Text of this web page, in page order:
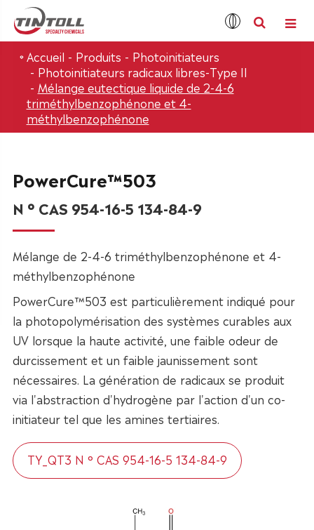
Accueil Produits
Photoinitiateurs
Photoinitiateurs radicaux libres-Type II
Mélange eutectique liquide de 2-4-6
triméthylbenzophénone et 4-
méthylbenzophénone
PowerCure™503
N ° CAS 954-16-5 134-84-9
Mélange de 2-4-6 triméthylbenzophénone et 4-
méthylbenzophénone
PowerCure™503 est particulièrement indiqué pour
la photopolymérisation des systèmes curables aux
UV lorsque la haute activité, une faible odeur de
durcissement et un faible jaunissement sont
nécessaires. La génération de radicaux se produit
via l'abstraction d'hydrogène par l'action d'un co-
initiateur tel que les amines tertiaires.
TY_QT3 N ° CAS 954-16-5 134-84-9